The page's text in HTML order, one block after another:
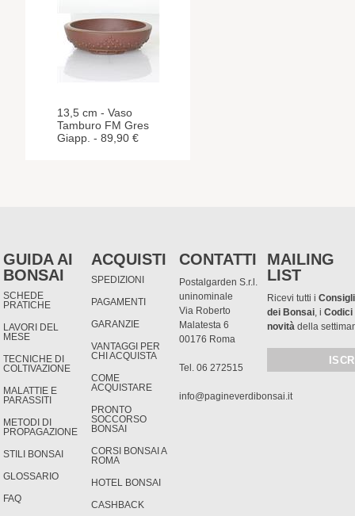
13,5 cm - Vaso
Tamburo FM Gres
Giapp. - 89,90 €
GUIDA AI
BONSAI
SCHEDE
PRATICHE
LAVORI DEL
MESE
TECNICHE DI
COLTIVAZIONE
MALATTIE E
PARASSITI
METODI DI
PROPAGAZIONE
STILI BONSAI
GLOSSARIO
FAQ
ACQUISTI
SPEDIZIONI
PAGAMENTI
GARANZIE
VANTAGGI PER
CHI ACQUISTA
COME
ACQUISTARE
PRONTO
SOCCORSO
BONSAI
CORSI BONSAI A
ROMA
HOTEL BONSAI
CASHBACK
CONTATTI
Postalgarden S.r.l.
uninominale
Via Roberto
Malatesta 6
00176 Roma
Tel. 06 272515
info@pagineverdibonsai.it
MAILING
LIST
Ricevi tutti i
dei Bonsai, iCodici
novità della